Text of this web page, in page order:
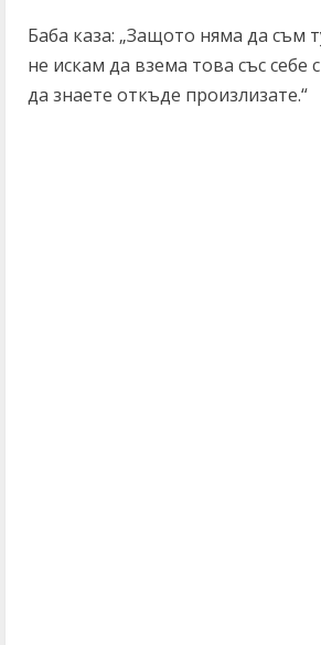
Баба каза: „Защото няма да съм
не искам да взема това със себе
да знаете откъде произлизате.“